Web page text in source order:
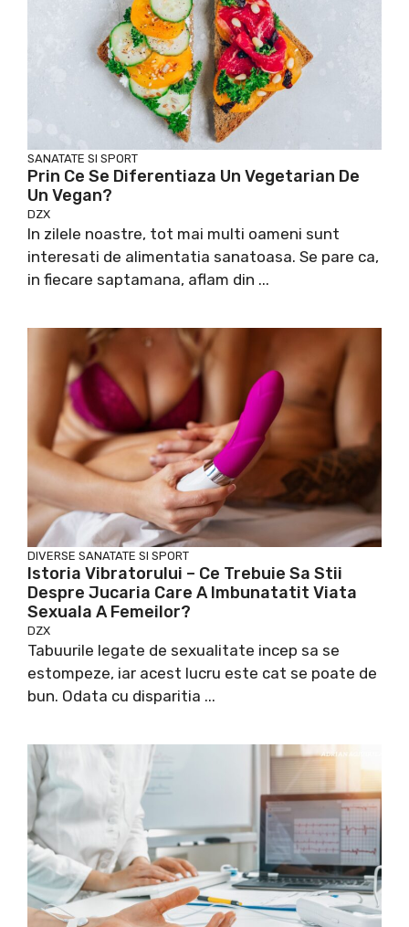
SANATATE SI SPORT
Prin Ce Se Diferentiaza Un Vegetarian De
Un Vegan?
DZX
In zilele noastre, tot mai multi oameni sunt
interesati de alimentatia sanatoasa. Se pare ca,
in fiecare saptamana, aflam din ...
DIVERSE SANATATE SI SPORT
Istoria Vibratorului – Ce Trebuie Sa Stii
Despre Jucaria Care A Imbunatatit Viata
Sexuala A Femeilor?
DZX
Tabuurile legate de sexualitate incep sa se
estompeze, iar acest lucru este cat se poate de
bun. Odata cu disparitia ...